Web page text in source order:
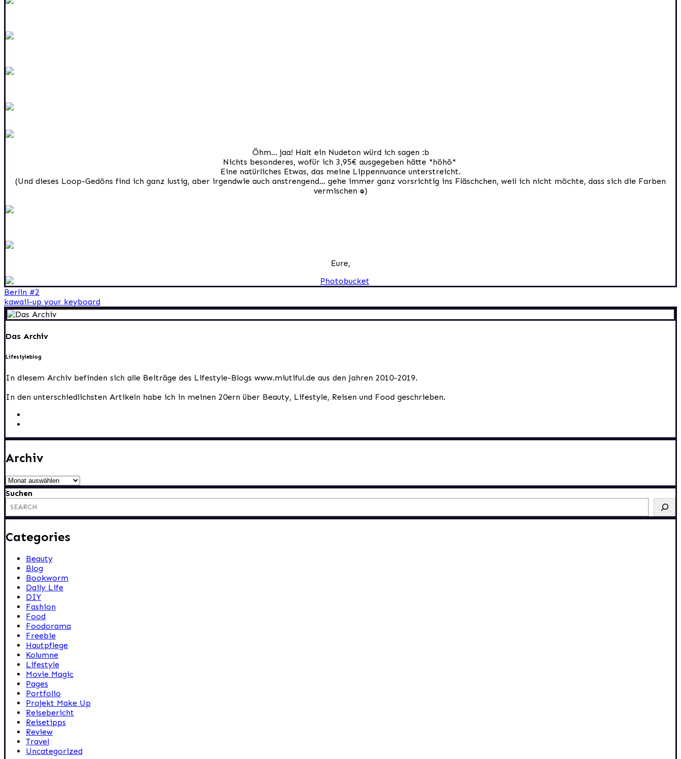
Öhm… jaa! Halt ein Nudeton würd ich sagen :b
Nichts besonderes, wofür ich 3,95€ ausgegeben hätte *höhö*
Eine natürliches Etwas, das meine Lippennuance unterstreicht.
(Und dieses Loop-Gedöns find ich ganz lustig, aber irgendwie auch anstrengend… gehe immer ganz vorsrichtig ins Fläschchen, weil ich nicht möchte, dass sich die Farben
vermischen :D)
Eure,
Beitragsnavigation
Berlin #2
kawaii-up your keyboard
Das Archiv
Lifestyleblog
In diesem Archiv befinden sich alle Beiträge des Lifestyle-Blogs www.miutiful.de aus den Jahren 2010-2019.
In den unterschiedlichsten Artikeln habe ich in meinen 20ern über Beauty, Lifestyle, Reisen und Food geschrieben.
Archiv
Archiv
Suchen
Categories
Beauty
Blog
Bookworm
Daily Life
DIY
Fashion
Food
Foodorama
Freebie
Hautpflege
Kolumne
Lifestyle
Movie Magic
Pages
Portfolio
Projekt Make Up
Reisebericht
Reisetipps
Review
Travel
Uncategorized